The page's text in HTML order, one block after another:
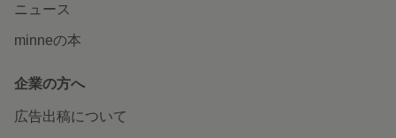
ニュース
minneの本
企業の方へ
広告出稿について